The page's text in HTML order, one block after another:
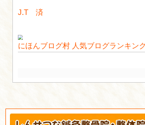
2018.05.31 | Category:
J.T 済